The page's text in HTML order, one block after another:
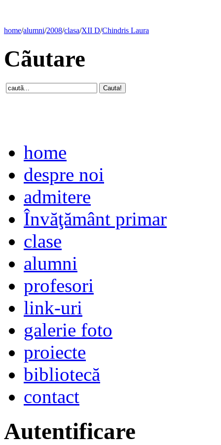
home/alumni/2008/clasa/XII D/Chindris Laura
Cãutare
home
despre noi
admitere
Învăţământ primar
clase
alumni
profesori
link-uri
galerie foto
proiecte
bibliotecă
contact
Autentificare